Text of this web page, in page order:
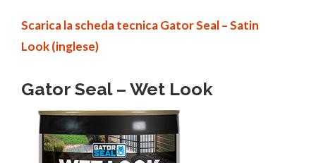
Scarica la scheda tecnica Gator Seal – Satin
Look (inglese)
Gator Seal – Wet Look